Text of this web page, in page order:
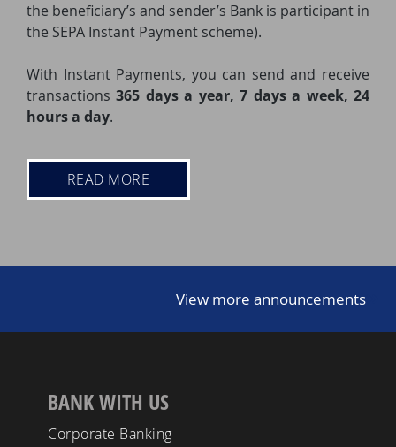
the beneficiary’s and sender’s Bank is participant in
the SEPA Instant Payment scheme).
With Instant Payments, you can send and receive
transactions365 days a year, 7 days a week, 24
hours a day.
READ MORE
View more announcements
BANK WITH US
Corporate Banking